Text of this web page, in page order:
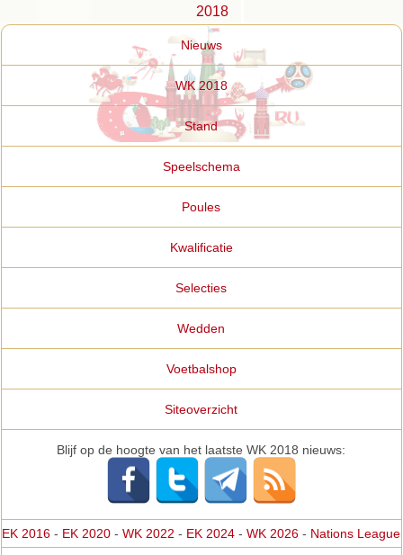
Nieuws
WK 2018
Stand
Speelschema
Poules
Kwalificatie
Selecties
Wedden
Voetbalshop
Siteoverzicht
Blijf op de hoogte van het laatste WK 2018 nieuws:
EK 2016 - EK 2020 -WK 2022 - EK 2024 -WK 2026 - Nations League